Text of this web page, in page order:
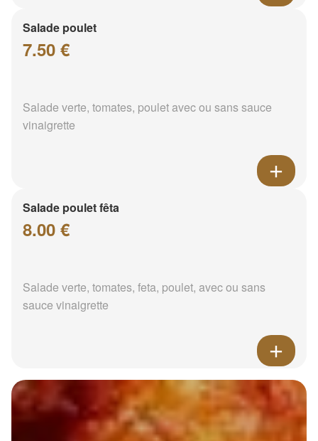
Salade poulet
7.50 €
Salade verte, tomates, poulet avec ou sans sauce
vinaigrette
Salade poulet fêta
8.00 €
Salade verte, tomates, feta, poulet, avec ou sans
sauce vinaigrette